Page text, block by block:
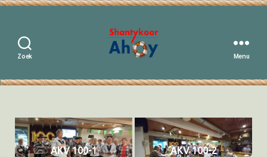
Zoek
Ahoy
Menu
AKV 100-1 AKV 100-2